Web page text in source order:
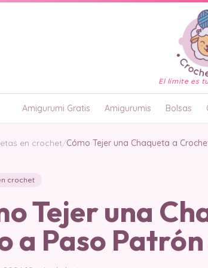
El límite es
Amigurumi Gratis Amigurumis Bolsas
en crochet/Cómo Tejer una Chaqueta a
crochet
Tejer una
a Paso